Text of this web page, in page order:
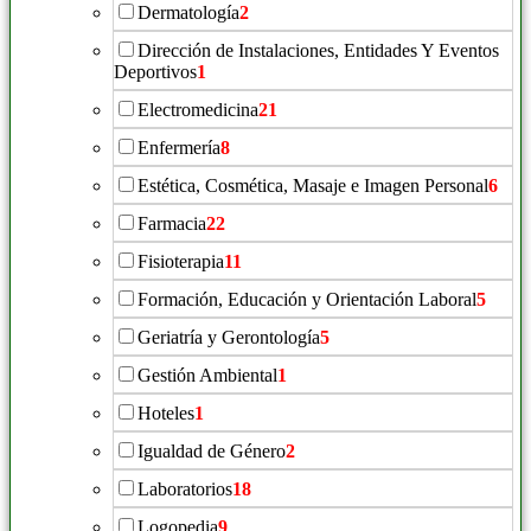
Dermatología2
Dirección de Instalaciones, Entidades Y Eventos
Deportivos1
Electromedicina21
Enfermería8
Estética, Cosmética, Masaje e Imagen Personal6
Farmacia22
Fisioterapia11
Formación, Educación y Orientación Laboral5
Geriatría y Gerontología5
Gestión Ambiental1
Hoteles1
Igualdad de Género2
Laboratorios18